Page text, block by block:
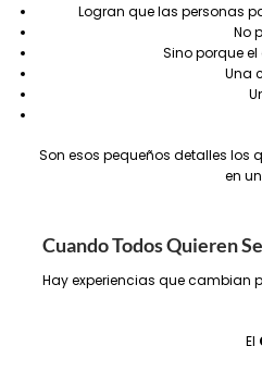
Logran que las personas
No
Sino porque
Una
Son esos pequeños detalles los
en
Cuando Todos Quieren
Hay experiencias que cambian
El